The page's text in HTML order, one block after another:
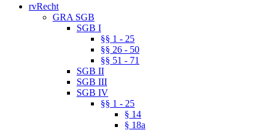
rvRecht
GRA SGB
SGB I
§§ 1 - 25
§§ 26 - 50
§§ 51 - 71
SGB II
SGB III
SGB IV
§§ 1 - 25
§ 14
§ 18a